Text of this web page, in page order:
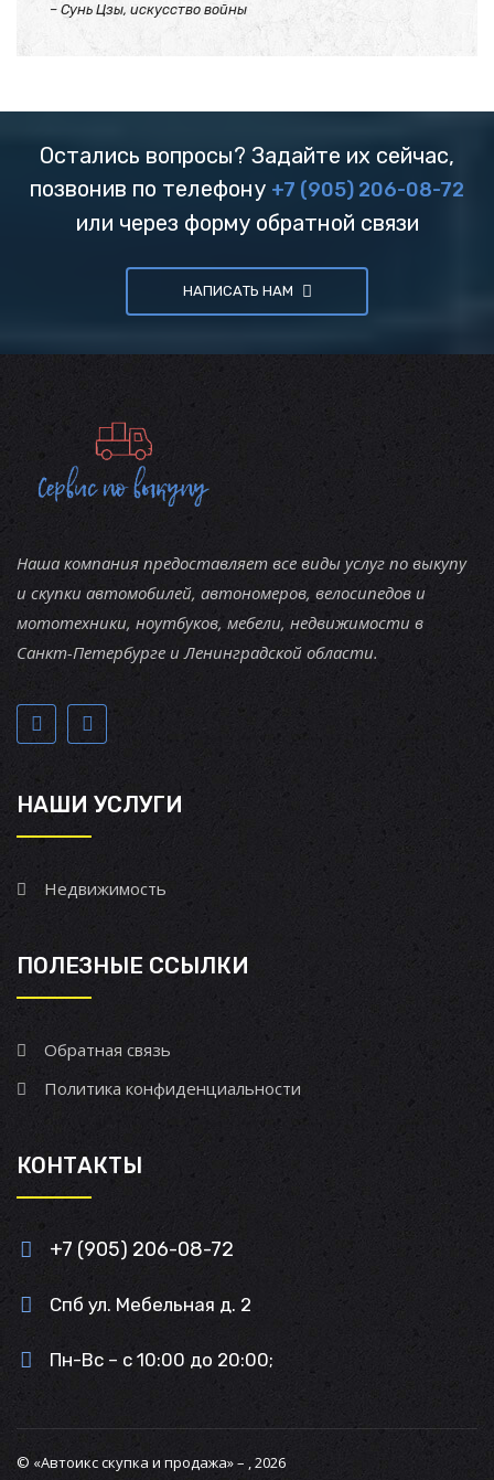
– Сунь Цзы, искусство войны
Остались вопросы? Задайте их сейчас,
позвонив по телефону +7 (905) 206-08-72
или через форму обратной связи
НАПИСАТЬ НАМ
Наша компания предоставляет все виды услуг по выкупу
и скупки автомобилей, автономеров, велосипедов и
мототехники, ноутбуков, мебели, недвижимости в
Санкт-Петербурге и Ленинградской области.
НАШИ УСЛУГИ
Недвижимость
ПОЛЕЗНЫЕ ССЫЛКИ
Обратная связь
Политика конфиденциальности
КОНТАКТЫ
+7 (905) 206-08-72
Спб ул. Мебельная д. 2
Пн-Вс – с 10:00 до 20:00;
© «Автоикс скупка и продажа» – , 2026